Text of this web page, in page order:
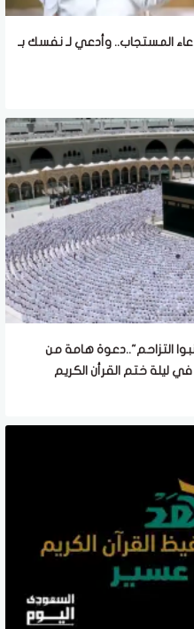
المستجاب.. وأدعي لـ نفسك بـ
التزاحم"..دعوة هامة من
ليلة ختم القرأن الكريم